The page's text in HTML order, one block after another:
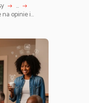
...
opinie i...